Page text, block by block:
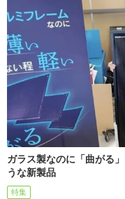
ガラス製なのに「曲がる
うな新製品
特集